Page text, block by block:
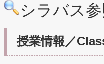
シラバス
授業情報／